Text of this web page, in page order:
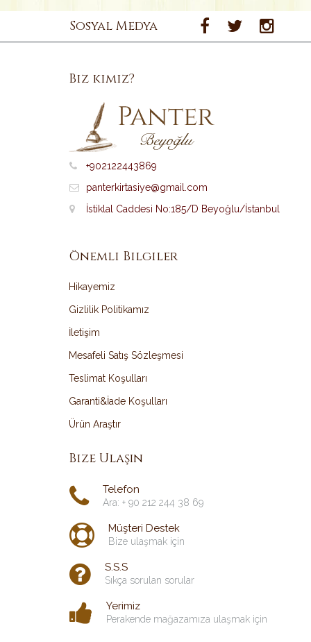
Sosyal Medya
Biz kimiz?
+902122443869
panterkirtasiye@gmail.com
İstiklal Caddesi No:185/D Beyoğlu/İstanbul
Önemli Bilgiler
Hikayemiz
Gizlilik Politikamız
İletişim
Mesafeli Satış Sözleşmesi
Teslimat Koşulları
Garanti&İade Koşulları
Ürün Araştır
Bize Ulaşın
Telefon
Ara: + 90 212 244 38 69
Müşteri Destek
Bize ulaşmak için
S.S.S
Sıkça sorulan sorular
Yerimiz
Perakende mağazamıza ulaşmak için